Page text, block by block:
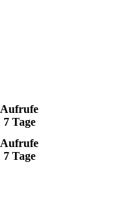
Aufrufe
7 Tage
Aufrufe
7 Tage